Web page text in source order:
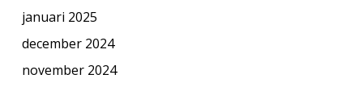
januari 2025
december 2024
november 2024